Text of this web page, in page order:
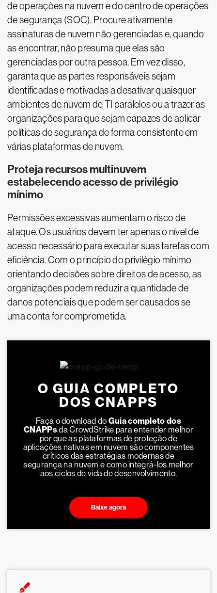
de operações na nuvem e do centro de operações
de segurança (SOC). Procure ativamente
assinaturas de nuvem não gerenciadas e, quando
as encontrar, não presuma que elas são
gerenciadas por outra pessoa. Em vez disso,
garanta que as partes responsáveis sejam
identificadas e motivadas a desativar quaisquer
ambientes de nuvem de TI paralelos ou a trazer as
organizações para que sejam capazes de aplicar
políticas de segurança de forma consistente em
várias plataformas de nuvem.
Proteja recursos multinuvem
estabelecendo acesso de privilégio
mínimo
Permissões excessivas aumentam o risco de
ataque. Os usuários devem ter apenas o nível de
acesso necessário para executar suas tarefas com
eficiência. Com o princípio do privilégio mínimo
orientando decisões sobre direitos de acesso, as
organizações podem reduzir a quantidade de
danos potenciais que podem ser causados se
uma conta for comprometida.
O GUIA COMPLETO
DOS CNAPPS
Faça o download do Guia completo dos
CNAPPsda CrowdStrike para entender melhor
por que as plataformas de proteção de
aplicações nativas em nuvem são componentes
críticos das estratégias modernas de
segurança na nuvem e como integrá-los melhor
aos ciclos de vida de desenvolvimento.
Baixe agora